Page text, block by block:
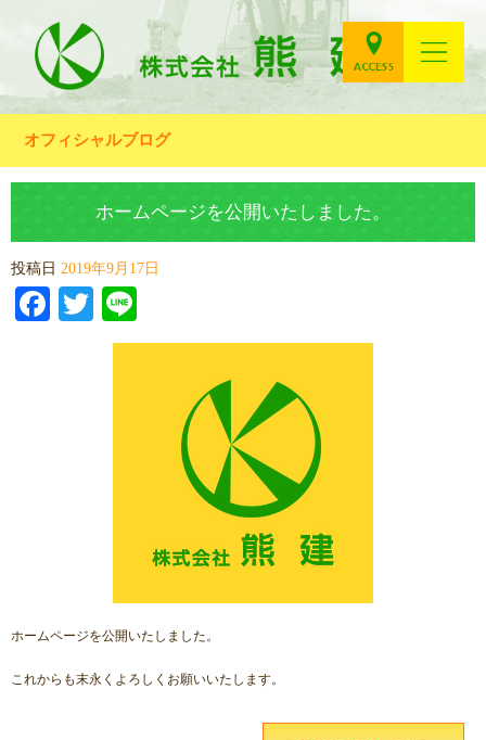
オフィシャルブログ
ホームページを公開いたしました。
投稿日 2019年9月17日
Facebook
Twitter
ホームページを公開いたしました。
これからも末永くよろしくお願いいたします。